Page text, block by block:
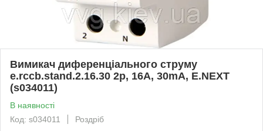
Вимикач диференціального струму
e.rccb.stand.2.16.30 2р, 16А, 30mA, E.NEXT
(s034011)
В наявності
Код: s034011
Роздріб